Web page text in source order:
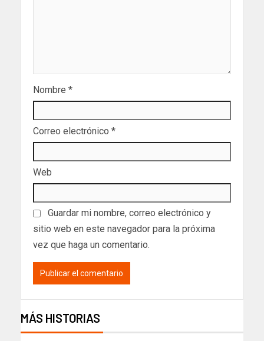
Nombre *
Correo electrónico *
Web
Guardar mi nombre, correo electrónico y
sitio web en este navegador para la próxima
vez que haga un comentario.
MÁS HISTORIAS